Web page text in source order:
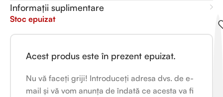
Informații suplimentare
Stoc epuizat
Acest produs este în prezent epuizat.
Nu vă faceți griji! Introduceți adresa dvs. de e-
mail și vă vom anunța de îndată ce acesta va fi